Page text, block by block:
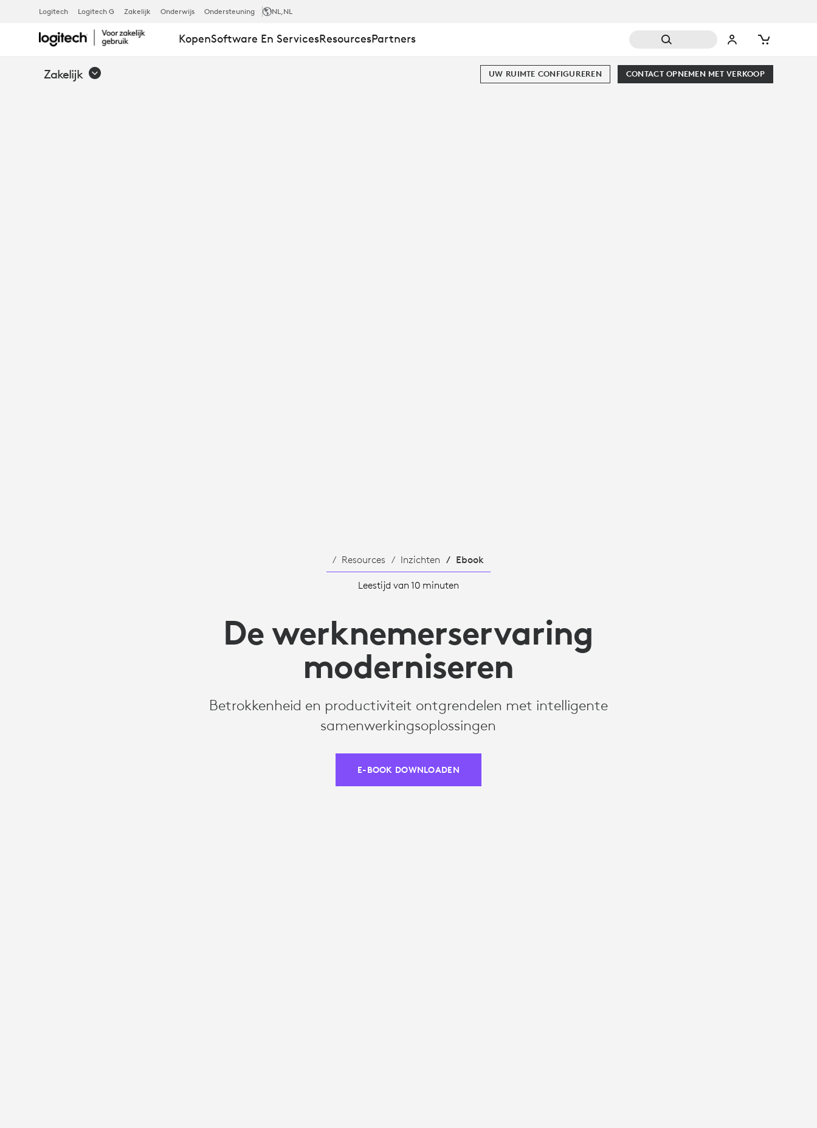
FROST
EN
Logitech Logitech G Zakelijk Onderwijs Ondersteuning NL,NL
KopenSoftware En ServicesResourcesPartners
Zakelijk CONTACT OPNEMEN MET VERKOOP
UW RUIMTE CONFIGUREREN
Resources Inzichten Ebook
Leestijd van 10 minuten
De werknemerservaring
moderniseren
Betrokkenheid en productiviteit ontgrendelen met intelligente
samenwerkingsoplossingen
E-BOOK DOWNLOADEN